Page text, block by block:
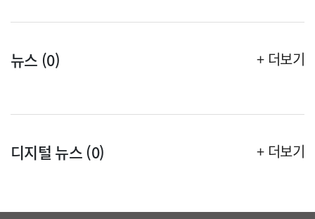
뉴스 (0) + 더보기
디지털 뉴스 (0) + 더보기